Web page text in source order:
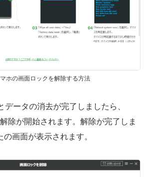
ホの画面ロックを解除する方法
ータの消去が完了しましたら、
除が開始されます。解除が完了しま
画面が表示されます。